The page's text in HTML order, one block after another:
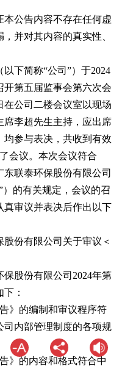
公告内容不存在任何虚
并对其内容的真实性、
下简称“公司”）于2024
开第五届监事会第六次会
在公司二楼会议室以现场
席李超先生主持，应出席
均参与表决，共收到有效
会议。本次会议符合
东联泰环保股份有限公司
的有关规定，会议的召
真审议并表决后作出以下
份有限公司关于审议＜
股份有限公司2024年第
：
》的编制和审议程序符
司内部管理制度的各项规
的内容和格式符合中